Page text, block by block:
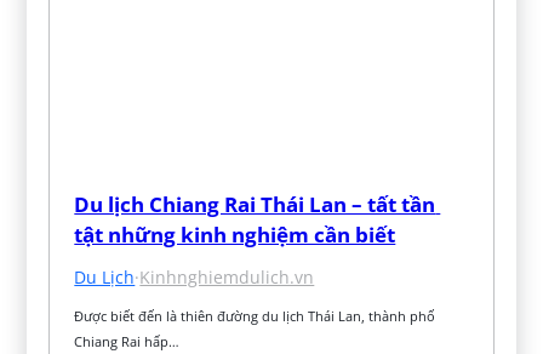
Du lịch Chiang Rai Thái Lan – tất tần
tật những kinh nghiệm cần biết
Du Lịch·Kinhnghiemdulich.vn
Được biết đến là thiên đường du lịch Thái Lan, thành phố
Chiang Rai hấp…